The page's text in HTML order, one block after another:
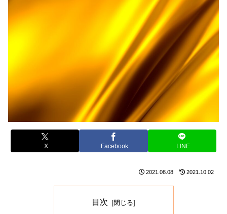
X Facebook LINE
2021.08.08 2021.10.02
目次